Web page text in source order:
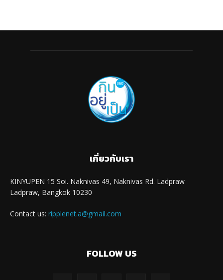
เกี่ยวกับเรา
KINYUPEN 15 Soi. Naknivas 49, Naknivas Rd. Ladpraw
Ladpraw, Bangkok 10230
Contact us: ripplenet.a@gmail.com
FOLLOW US